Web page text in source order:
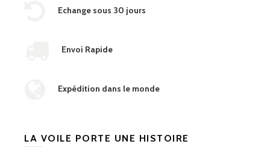
Echange sous 30 jours
Envoi Rapide
Expédition dans le monde
LA VOILE PORTE UNE HISTOIRE